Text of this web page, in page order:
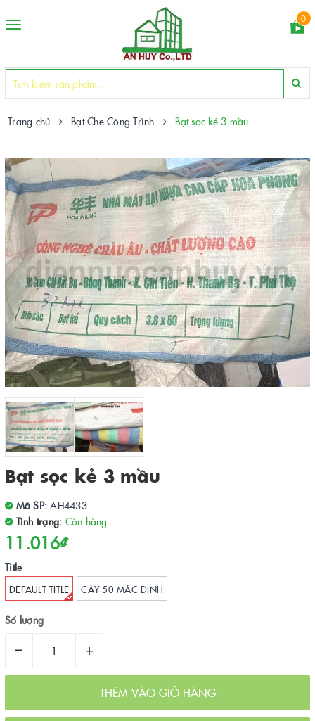
Toggle
0
Trang chủ Bạt Che Công Trình Bạt sọc kẻ 3 mầu
Bạt sọc kẻ 3 mầu
Mã SP: AH4433
Tình trạng: Còn hàng
11.016₫
Title
DEFAULT TITLE CÂY 50 MẶC ĐỊNH
Số lượng
– +
THÊM VÀO GIỎ HÀNG